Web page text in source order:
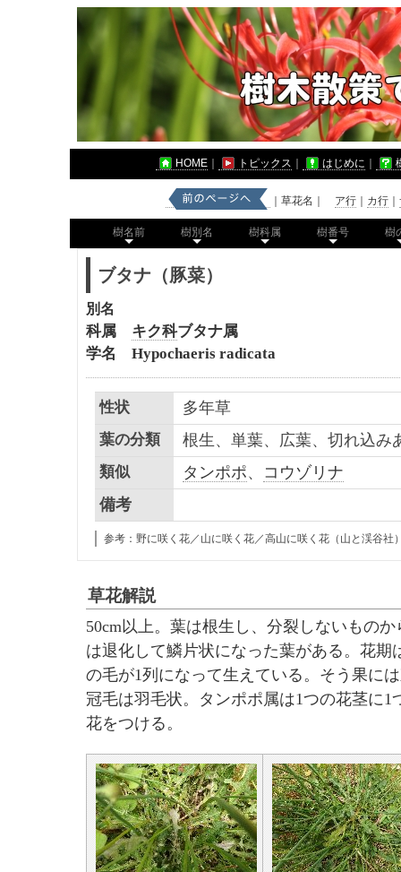
HOME トピックス はじめに
｜草花名｜ ア行 カ行
樹名前 樹別名 樹科属 樹番号 樹
ブタナ（豚菜）
別名
科属 キク科ブタナ属
学名 Hypochaeris radicata
性状 多年草
葉の分類 根生、単葉、広葉、切れ込み
類似 タンポポ、
コウゾリナ
備考
参考：野に咲く花／山に咲く花／高山に咲く花（山と渓谷社
草花解説
50cm以上。葉は根生し、分裂しないもの
は退化して鱗片状になった葉がある。花期
の毛が1列になって生えている。そう果に
冠毛は羽毛状。タンポポ属は1つの花茎に
花をつける。